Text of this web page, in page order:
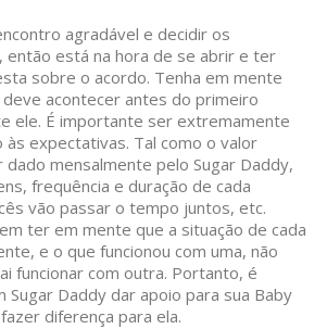
agradável e decidir os
está na hora de se abrir e ter
sobre o acordo. Tenha em mente
acontecer antes do primeiro
ele. É importante ser extremamente
às expectativas. Tal como o valor
mensalmente pelo Sugar Daddy,
frequência e duração de cada
vão passar o tempo juntos, etc.
ter em mente que a situação de cada
e o que funcionou com uma, não
funcionar com outra. Portanto, é
Sugar Daddy dar apoio para sua Baby
diferença para ela.